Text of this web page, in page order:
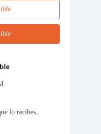
lo recibes.